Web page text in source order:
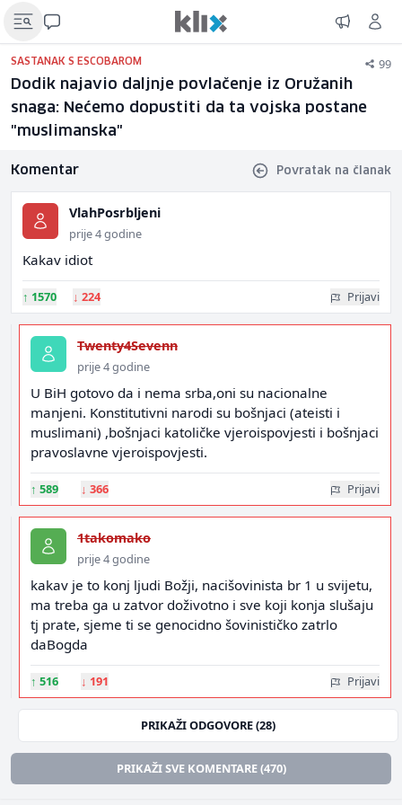
SASTANAK S ESCOBAROM 99
Dodik najavio daljnje povlačenje iz Oružanih
snaga: Nećemo dopustiti da ta vojska postane
"muslimanska"
Komentar Povratak na članak
VlahPosrbljeni
prije 4 godine
Kakav idiot
↑ 1570 ↓ 224 Prijavi
Twenty4Sevenn
prije 4 godine
U BiH gotovo da i nema srba,oni su nacionalne
manjeni. Konstitutivni narodi su bošnjaci (ateisti i
muslimani) ,bošnjaci katoličke vjeroispovjesti i bošnjaci
pravoslavne vjeroispovjesti.
↑ 589 ↓ 366 Prijavi
1takomako
prije 4 godine
kakav je to konj ljudi Božji, nacišovinista br 1 u svijetu,
ma treba ga u zatvor doživotno i sve koji konja slušaju
tj prate, sjeme ti se genocidno šovinističko zatrlo
daBogda
↑ 516 ↓ 191 Prijavi
PRIKAŽI ODGOVORE (28)
PRIKAŽI SVE KOMENTARE (470)